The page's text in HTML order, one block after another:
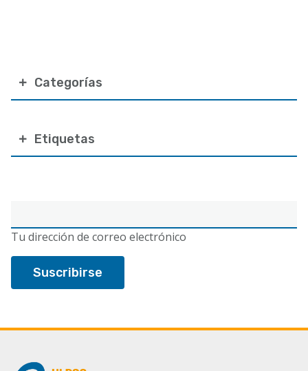
electrónico
Tu dirección de correo electrónico
Categorías
Etiquetas